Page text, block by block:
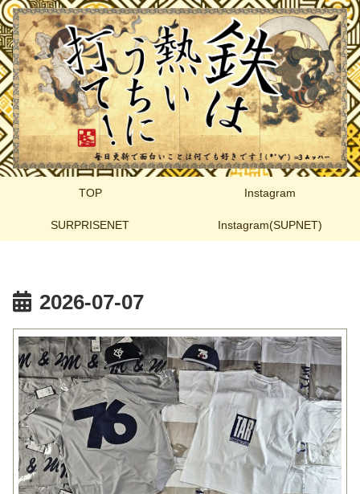
TOP Instagram
SURPRISENET Instagram(SUPNET)
2026-07-07